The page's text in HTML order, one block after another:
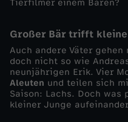
t
-
D
Tierfilmer einem Bären?
Großer Bär trifft
Auch andere Väter
doch nicht so wie
neunjährigen Erik. Vier
Aleuten und teilen sich
Saison: Lachs. Doch was
kleiner Junge